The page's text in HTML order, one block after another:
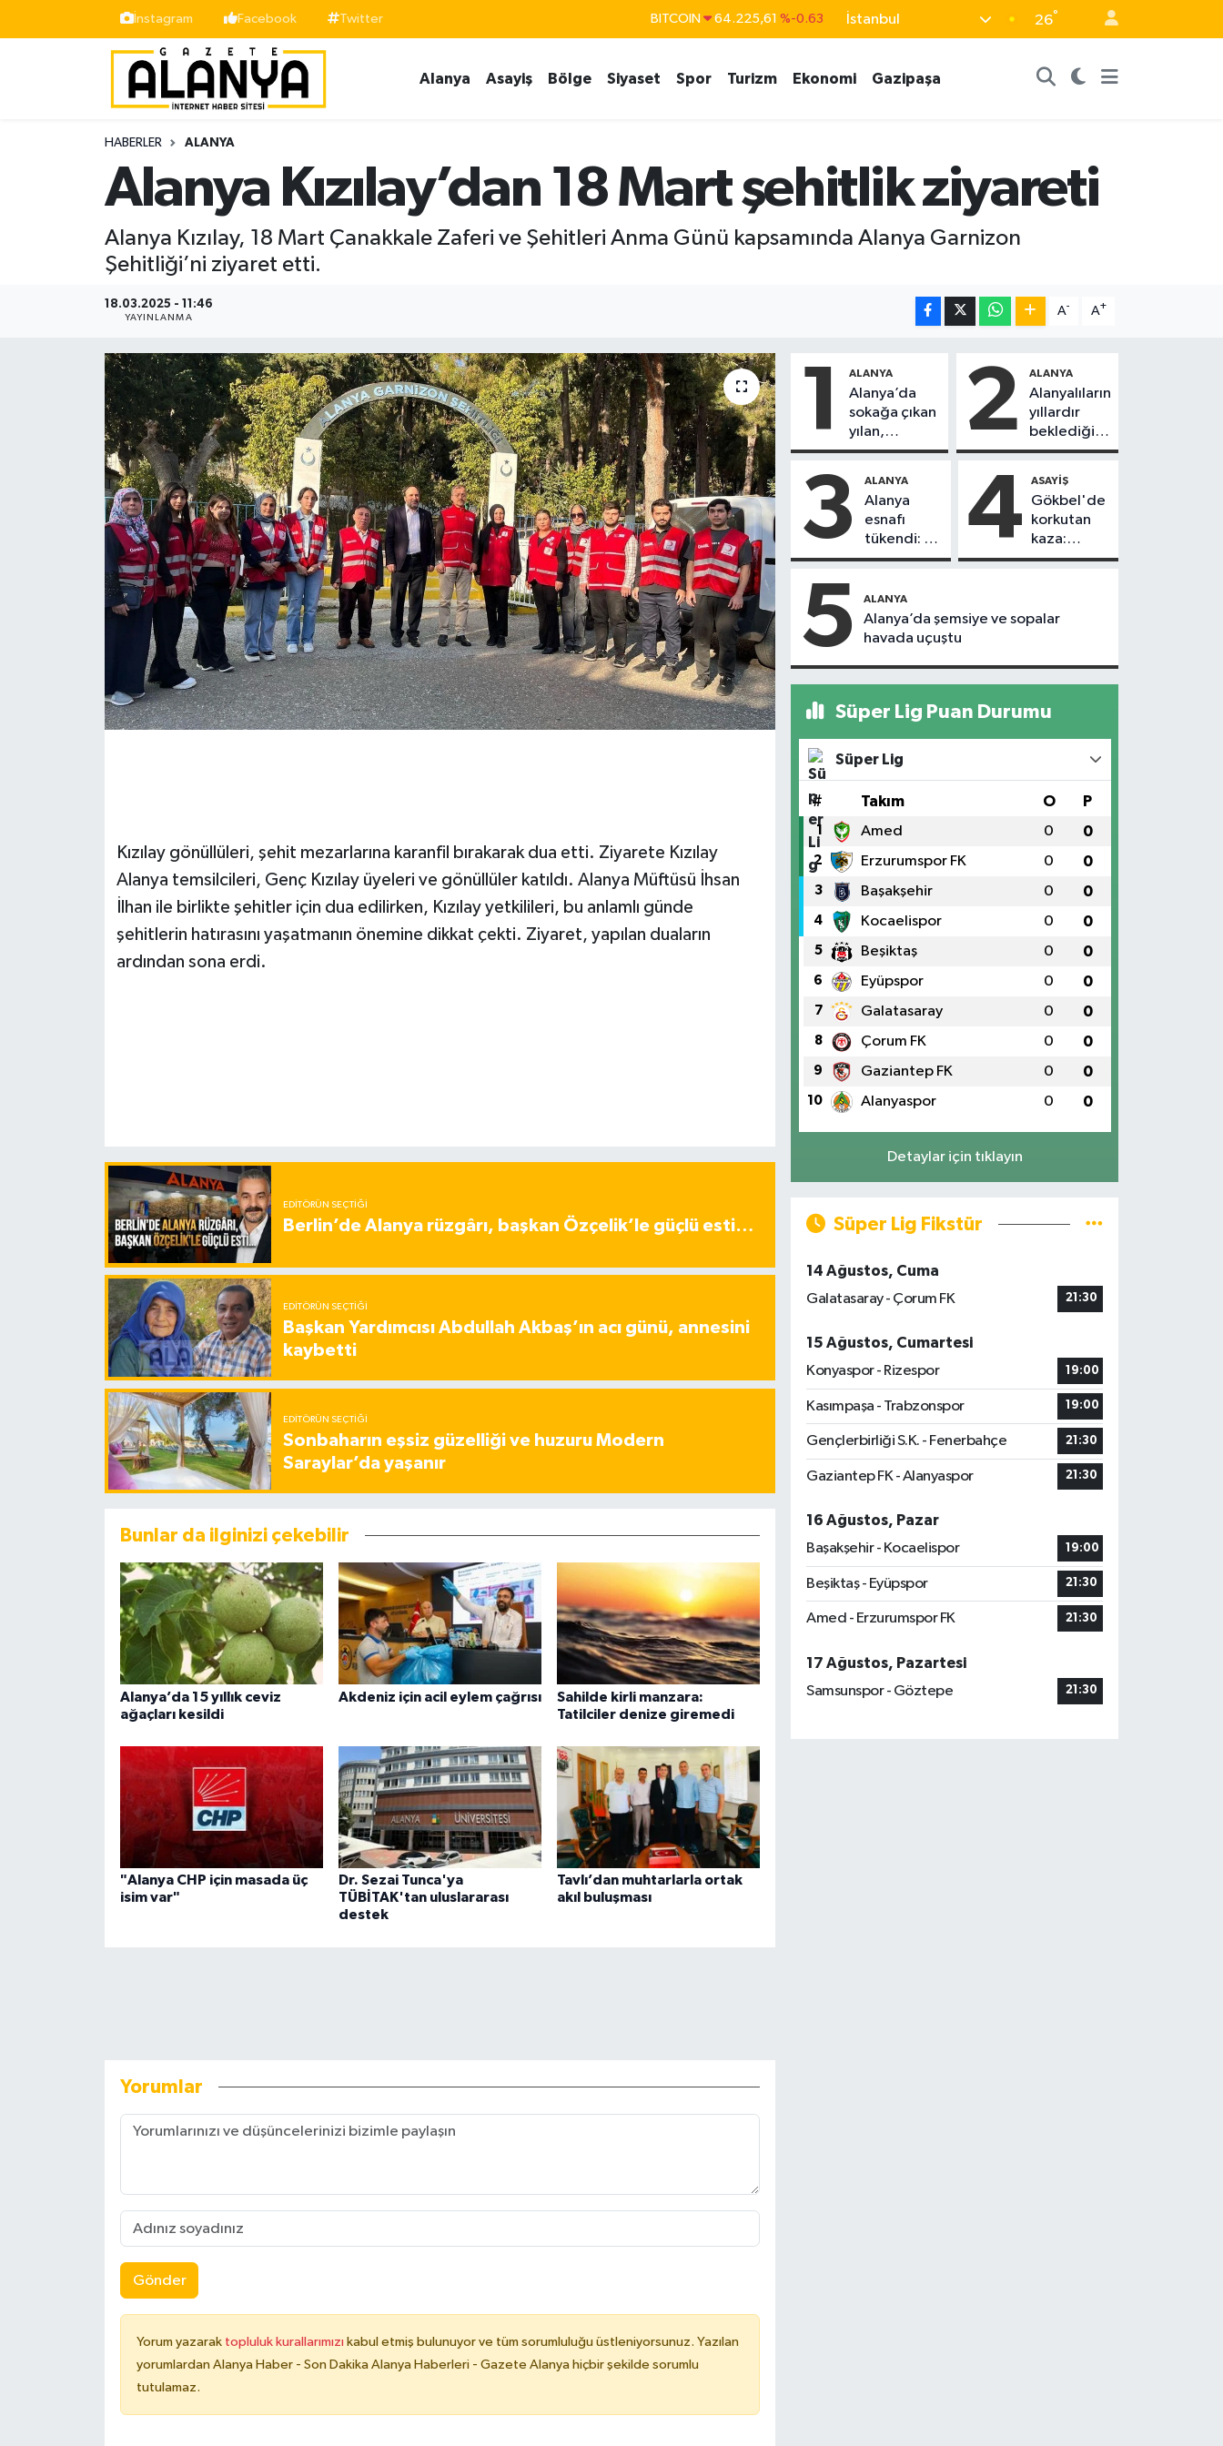
İnstagram Facebook Twitter BITCOIN 64.225,61 %-0.63
EURO 55,0317 %-0.02
BİST100 13.799 %70
İstanbul 26°
Alanya Asayiş Bölge Siyaset Spor Turizm Ekonomi Gazipaşa
HABERLER ALANYA
Alanya Kızılay’dan 18 Mart şehitlik ziyareti
Alanya Kızılay, 18 Mart Çanakkale Zaferi ve Şehitleri Anma Günü kapsamında Alanya Garnizon
Şehitliği’ni ziyaret etti.
18.03.2025 - 11:46
YAYINLANMA
A- A+
Kızılay gönüllüleri, şehit mezarlarına karanfil bırakarak dua etti. Ziyarete Kızılay
Alanya temsilcileri, Genç Kızılay üyeleri ve gönüllüler katıldı. Alanya Müftüsü İhsan
İlhan ile birlikte şehitler için dua edilirken, Kızılay yetkilileri, bu anlamlı günde
şehitlerin hatırasını yaşatmanın önemine dikkat çekti. Ziyaret, yapılan duaların
ardından sona erdi.
EDITÖRÜN SEÇTIĞI
Berlin’de Alanya rüzgârı, başkan Özçelik’le güçlü esti…
EDITÖRÜN SEÇTIĞI
Başkan Yardımcısı Abdullah Akbaş’ın acı günü, annesini
kaybetti
EDITÖRÜN SEÇTIĞI
Sonbaharın eşsiz güzelliği ve huzuru Modern
Saraylar’da yaşanır
Bunlar da ilginizi çekebilir
Alanya’da 15 yıllık ceviz
ağaçları kesildi
Akdeniz için acil eylem çağrısı
Sahilde kirli manzara:
Tatilciler denize giremedi
"Alanya CHP için masada üç
isim var"
Dr. Sezai Tunca'ya
TÜBİTAK'tan uluslararası
destek
Tavlı’dan muhtarlarla ortak
akıl buluşması
Yorumlar
Gönder
Yorum yazarak topluluk kurallarımızı kabul etmiş bulunuyor ve tüm sorumluluğu üstleniyorsunuz. Yazılan
yorumlardan Alanya Haber - Son Dakika Alanya Haberleri - Gazete Alanya hiçbir şekilde sorumlu
tutulamaz.
1 ALANYA
Alanya’da
sokağa çıkan
yılan,
vatandaşı
2 ALANYA
Alanyalıların
yıllardır
beklediği
yol askıdan
3 ALANYA
Alanya
esnafı
tükendi: 1
ayda 150
kapandı
4 ASAYIŞ
Gökbel'de
korkutan
kaza:
Başkanın
çarptı
5 ALANYA
Alanya’da şemsiye ve sopalar
havada uçuştu
Süper Lig Puan Durumu
Süper Lig
# Takım O P
1 Amed 0 0
2 Erzurumspor FK 0 0
3 Başakşehir 0 0
4 Kocaelispor 0 0
5 Beşiktaş 0 0
6 Eyüpspor 0 0
7 Galatasaray 0 0
8 Çorum FK 0 0
9 Gaziantep FK 0 0
10 Alanyaspor 0 0
Detaylar için tıklayın
Süper Lig Fikstür
14 Ağustos, Cuma
Galatasaray - Çorum FK
21:30
15 Ağustos, Cumartesi
Konyaspor - Rizespor
19:00
Kasımpaşa - Trabzonspor 19:00
Gençlerbirliği S.K. - Fenerbahçe 21:30
Gaziantep FK - Alanyaspor 21:30
16 Ağustos, Pazar
Başakşehir - Kocaelispor
19:00
Beşiktaş - Eyüpspor 21:30
Amed - Erzurumspor FK 21:30
17 Ağustos, Pazartesi
Samsunspor - Göztepe
21:30
Siyaset
Gazipaşa
İstanbul Nöbetçi Eczaneler
İstanbul Hava Durumu
Süper Lig Puan Durumu ve Fikstür
Tüm Manşetler
Son Dakika Haberleri